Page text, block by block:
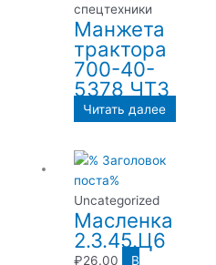
спецтехники
Манжета
трактора
700-40-
5378 ЧТЗ
Читать далее
Uncategorized
Масленка
2.3.45.Ц6
₽26.00
В